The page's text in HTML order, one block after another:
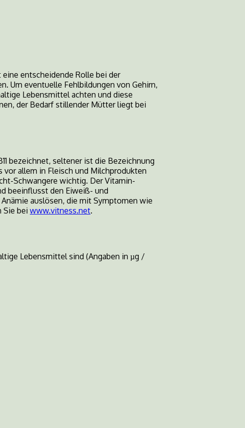
entscheidende Rolle bei der
Um eventuelle Fehlbildungen von Gehirn,
Lebensmittel achten und diese
der Bedarf stillender Mütter liegt bei
bezeichnet, seltener ist die Bezeichnung
vor allem in Fleisch und Milchprodukten
Schwangere wichtig. Der Vitamin-
beeinflusst den Eiweiß- und
auslösen, die mit Symptomen wie
Sie bei www.vitness.net.
Lebensmittel sind (Angaben in µg /